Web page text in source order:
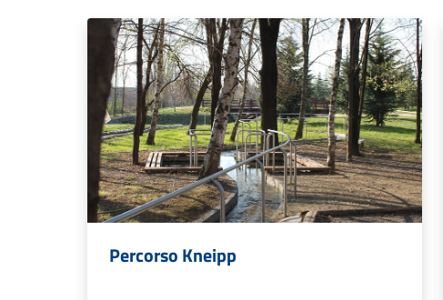
Percorso Kneipp